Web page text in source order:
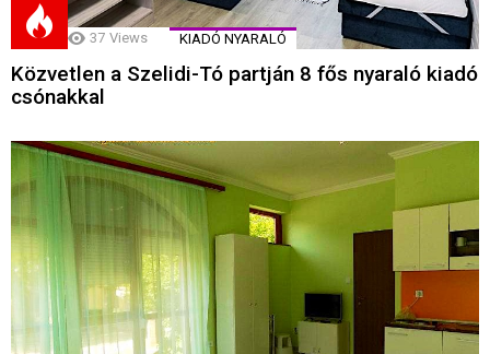
37 Views KIADÓ NYARALÓ
Közvetlen a Szelidi-Tó partján 8 fős nyaraló kiadó
csónakkal